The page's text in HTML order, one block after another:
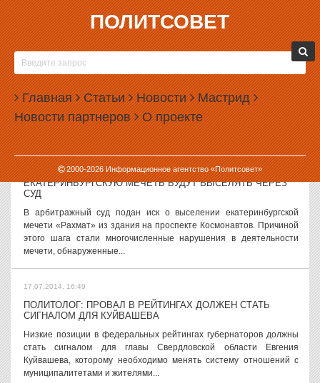
ПОЛИТСОВЕТ
Главная Статьи Новости Мастрид
Новости партнеров О проекте
2000-2026Информационное агентство «Политсовет»
17.07.2014, 18:03
ПРАВИТЕЛЬСТВО РФ СЛЕГКА ПОМОЖЕТ СВЕРДЛОВСКОЙ
ЭКОНОМИКЕ
Правительство России выделит субсидии Свердловской области,
экономика которой переживает очевидный спад. Правда, этих
денег хватит, чтобы покрыть менее 2% дефицита областного
бюджета. Распоряжение о...
17.07.2014, 17:27
ЕКАТЕРИНБУРГСКУЮ МЕЧЕТЬ БУДУТ ВЫСЕЛЯТЬ ЧЕРЕЗ
СУД
В арбитражный суд подан иск о выселении екатеринбургской
мечети «Рахмат» из здания на проспекте Космонавтов. Причиной
этого шага стали многочисленные нарушения в деятельности
мечети, обнаруженные...
17.07.2014, 16:49
ПОЛИТОЛОГ: ПРОВАЛ В РЕЙТИНГАХ ДОЛЖЕН СТАТЬ
СИГНАЛОМ ДЛЯ КУЙВАШЕВА
Низкие позиции в федеральных рейтингах губернаторов должны
стать сигналом для главы Свердловской области Евгения
Куйвашева, которому необходимо менять систему отношений с
муниципалитетами и жителями...